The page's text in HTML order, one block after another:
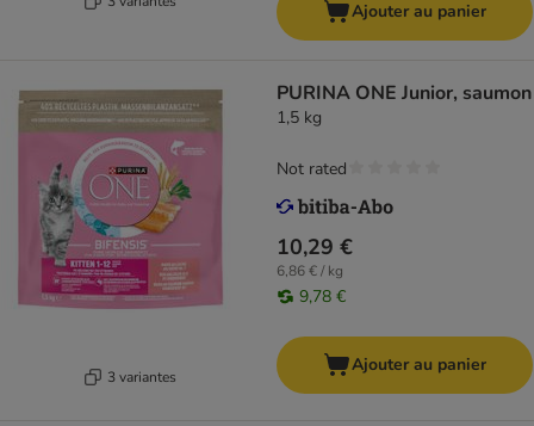
Ajouter au panier
3 variantes
PURINA ONE Junior, saumon
1,5 kg
10,29 €
6,86 € / kg
9,78 €
Not rated
Ajouter au panier